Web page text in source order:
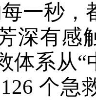
秒，
深有感
体系从“
个急